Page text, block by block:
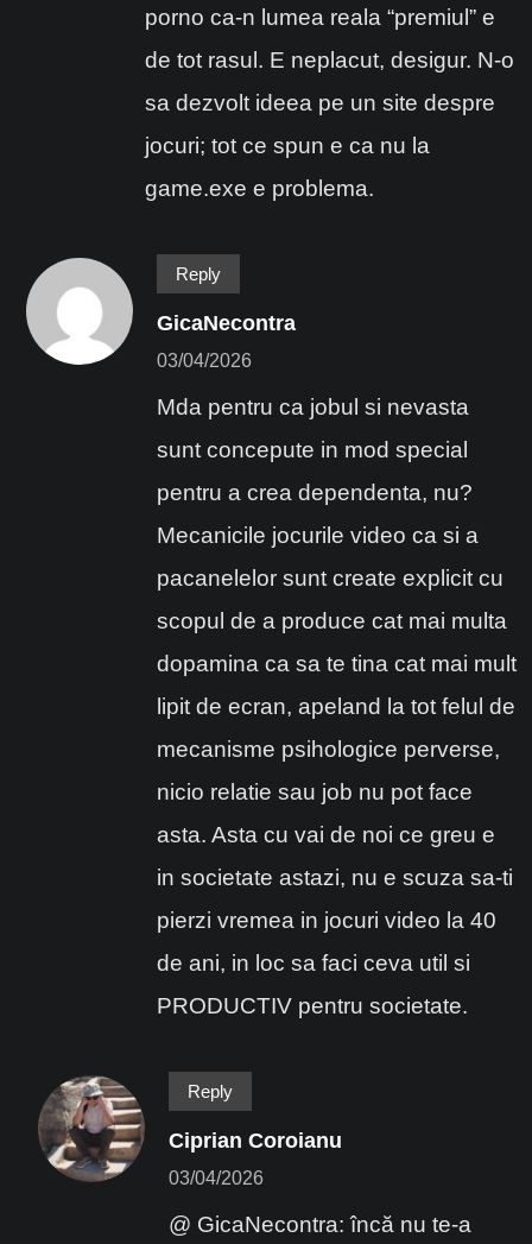
porno ca-n lumea reala “premiul” e
de tot rasul. E neplacut, desigur. N-o
sa dezvolt ideea pe un site despre
jocuri; tot ce spun e ca nu la
game.exe e problema.
Reply
GicaNecontra
03/04/2026
Mda pentru ca jobul si nevasta
sunt concepute in mod special
pentru a crea dependenta, nu?
Mecanicile jocurile video ca si a
pacanelelor sunt create explicit cu
scopul de a produce cat mai multa
dopamina ca sa te tina cat mai mult
lipit de ecran, apeland la tot felul de
mecanisme psihologice perverse,
nicio relatie sau job nu pot face
asta. Asta cu vai de noi ce greu e
in societate astazi, nu e scuza sa-ti
pierzi vremea in jocuri video la 40
de ani, in loc sa faci ceva util si
PRODUCTIV pentru societate.
Reply
Ciprian Coroianu
03/04/2026
@ GicaNecontra: încă nu te-a